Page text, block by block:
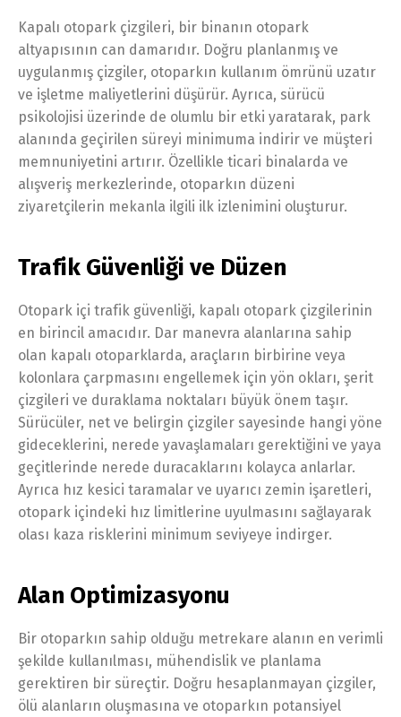
Kapalı otopark çizgileri, bir binanın otopark
altyapısının can damarıdır. Doğru planlanmış ve
uygulanmış çizgiler, otoparkın kullanım ömrünü uzatır
ve işletme maliyetlerini düşürür. Ayrıca, sürücü
psikolojisi üzerinde de olumlu bir etki yaratarak, park
alanında geçirilen süreyi minimuma indirir ve müşteri
memnuniyetini artırır. Özellikle ticari binalarda ve
alışveriş merkezlerinde, otoparkın düzeni
ziyaretçilerin mekanla ilgili ilk izlenimini oluşturur.
Trafik Güvenliği ve Düzen
Otopark içi trafik güvenliği, kapalı otopark çizgilerinin
en birincil amacıdır. Dar manevra alanlarına sahip
olan kapalı otoparklarda, araçların birbirine veya
kolonlara çarpmasını engellemek için yön okları, şerit
çizgileri ve duraklama noktaları büyük önem taşır.
Sürücüler, net ve belirgin çizgiler sayesinde hangi yöne
gideceklerini, nerede yavaşlamaları gerektiğini ve yaya
geçitlerinde nerede duracaklarını kolayca anlarlar.
Ayrıca hız kesici taramalar ve uyarıcı zemin işaretleri,
otopark içindeki hız limitlerine uyulmasını sağlayarak
olası kaza risklerini minimum seviyeye indirger.
Alan Optimizasyonu
Bir otoparkın sahip olduğu metrekare alanın en verimli
şekilde kullanılması, mühendislik ve planlama
gerektiren bir süreçtir. Doğru hesaplanmayan çizgiler,
ölü alanların oluşmasına ve otoparkın potansiyel